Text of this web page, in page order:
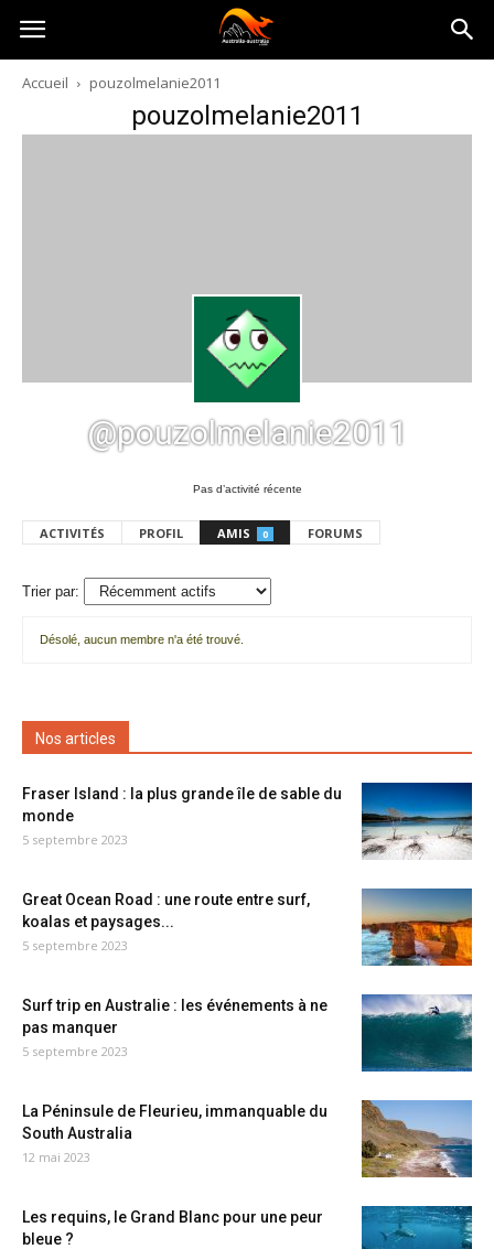
Australia-
australie.com
Accueil pouzolmelanie2011
pouzolmelanie2011
@pouzolmelanie2011
Pas d’activité récente
ACTIVITÉS PROFIL AMIS 0 FORUMS
Trier par:
amis
Désolé, aucun membre n'a été trouvé.
Nos articles
Fraser Island : la plus grande île de sable du
monde
5 septembre 2023
Great Ocean Road : une route entre surf,
koalas et paysages...
5 septembre 2023
Surf trip en Australie : les événements à ne
pas manquer
5 septembre 2023
La Péninsule de Fleurieu, immanquable du
South Australia
12 mai 2023
Les requins, le Grand Blanc pour une peur
bleue ?